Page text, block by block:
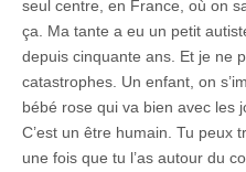
seul centre, en France, où on
ça. Ma tante a eu un petit
depuis cinquante ans. Et je ne
catastrophes. Un enfant, on
bébé rose qui va bien avec les
C’est un être humain. Tu peux
une fois que tu l’as autour du